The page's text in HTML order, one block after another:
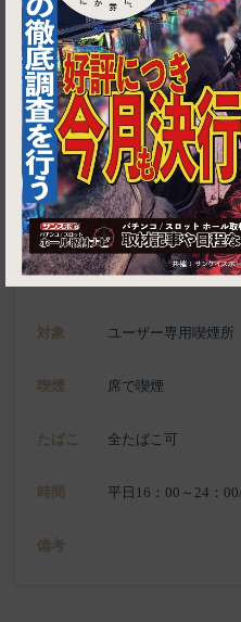
東京都江東区亀戸5-13-2 スクエ
施設名 個室完備 地鶏酒場
電話 03-5875-0145
種別 ユーザー専用喫煙所
対象 ユーザー専用喫煙所
喫煙 席で喫煙
たばこ 全たばこ可
時間 平日16：00～24：
備考